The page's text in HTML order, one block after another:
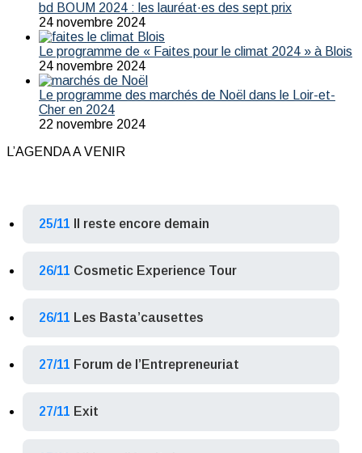
bd BOUM 2024 : les lauréat·es des sept prix
24 novembre 2024
Le programme de « Faites pour le climat 2024 » à Blois
24 novembre 2024
Le programme des marchés de Noël dans le Loir-et-
Cher en 2024
22 novembre 2024
L’AGENDA A VENIR
25/11 Il reste encore demain
26/11 Cosmetic Experience Tour
26/11 Les Basta’causettes
27/11 Forum de l’Entrepreneuriat
27/11 Exit